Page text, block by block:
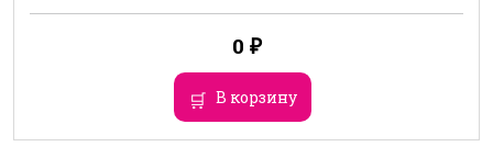
0 ₽
В корзину